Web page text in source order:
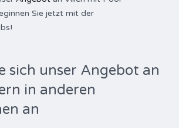
Sie jetzt mit der
sich unser Angebot an
in anderen
an